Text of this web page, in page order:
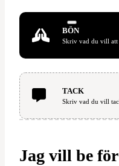
BÖN
Skriv vad du vill att
TACK
Skriv vad du vill
Jag vill be för